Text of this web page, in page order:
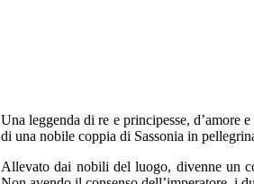
Una leggenda di re e principesse, d’amore
di una nobile coppia di Sassonia in
Allevato dai nobili del luogo, divenne un